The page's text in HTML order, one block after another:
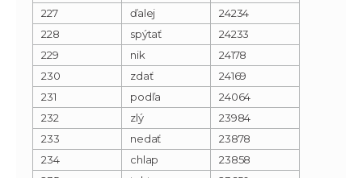
227
ďalej
24234
228
spýtať
24233
229
nik
24178
230
zdať
24169
231
podľa
24064
232
zlý
23984
233
nedať
23878
234
chlap
23858